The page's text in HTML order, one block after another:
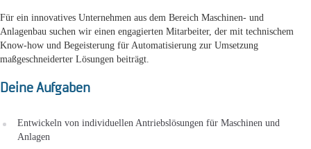
Für ein innovatives Unternehmen aus dem Bereich Maschinen- und
Anlagenbau suchen wir einen engagierten Mitarbeiter, der mit technischem
Know-how und Begeisterung für Automatisierung zur Umsetzung
maßgeschneiderter Lösungen beiträgt.
Deine Aufgaben
Entwickeln von individuellen Antriebslösungen für Maschinen und
Anlagen